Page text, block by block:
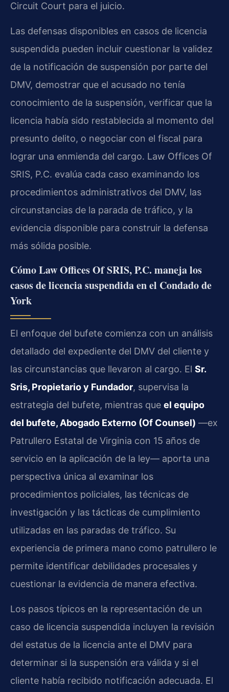
Circuit Court para el juicio.
Las defensas disponibles en casos de licencia
suspendida pueden incluir cuestionar la validez
de la notificación de suspensión por parte del
DMV, demostrar que el acusado no tenía
conocimiento de la suspensión, verificar que la
licencia había sido restablecida al momento del
presunto delito, o negociar con el fiscal para
lograr una enmienda del cargo. Law Offices Of
SRIS, P.C. evalúa cada caso examinando los
procedimientos administrativos del DMV, las
circunstancias de la parada de tráfico, y la
evidencia disponible para construir la defensa
más sólida posible.
Cómo Law Offices Of SRIS, P.C. maneja los
casos de licencia suspendida en el Condado de
York
El enfoque del bufete comienza con un análisis
detallado del expediente del DMV del cliente y
las circunstancias que llevaron al cargo. El Sr.
Sris, Propietario y Fundador, supervisa la
estrategia del bufete, mientras que el equipo
del bufete, Abogado Externo (Of Counsel) —ex
Patrullero Estatal de Virginia con 15 años de
servicio en la aplicación de la ley— aporta una
perspectiva única al examinar los
procedimientos policiales, las técnicas de
investigación y las tácticas de cumplimiento
utilizadas en las paradas de tráfico. Su
experiencia de primera mano como patrullero le
permite identificar debilidades procesales y
cuestionar la evidencia de manera efectiva.
Los pasos típicos en la representación de un
caso de licencia suspendida incluyen la revisión
del estatus de la licencia ante el DMV para
determinar si la suspensión era válida y si el
cliente había recibido notificación adecuada. El